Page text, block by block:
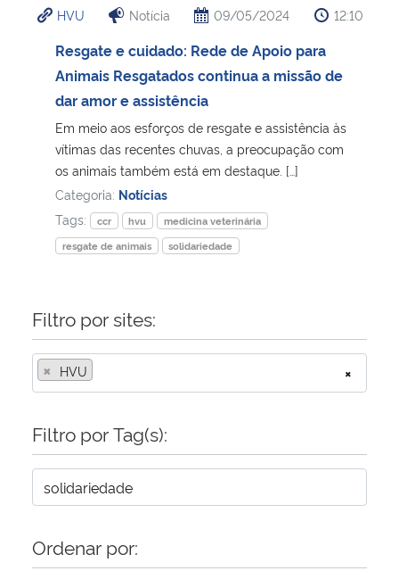
Ministério da Cidadania
Ministério da Saúde
Ministério de Minas e Energia
Ministério da Ciência, Tecnologia, Inovações e Comunicações
Ministério do Meio Ambiente
Ministério do Turismo
Ministério da Mulher, da Família e dos Direitos Humanos
Secretaria-Geral
Secretaria de Governo
HVU Notícia 09/05/2024 12:10
Resgate e cuidado: Rede de Apoio para
Animais Resgatados continua a missão de
dar amor e assistência
Em meio aos esforços de resgate e assistência às
vítimas das recentes chuvas, a preocupação com
os animais também está em destaque. […]
Categoria: Notícias
Tags:
ccr hvu
medicina veterinária
resgate de animais
solidariedade
Filtro por sites:
×
× HVU
Filtro por Tag(s):
Ordenar por: